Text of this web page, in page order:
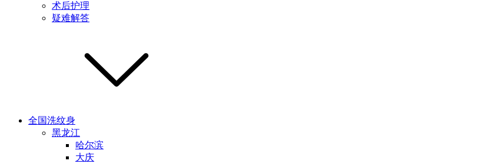
术后护理
疑难解答
全国洗纹身
黑龙江
哈尔滨
大庆